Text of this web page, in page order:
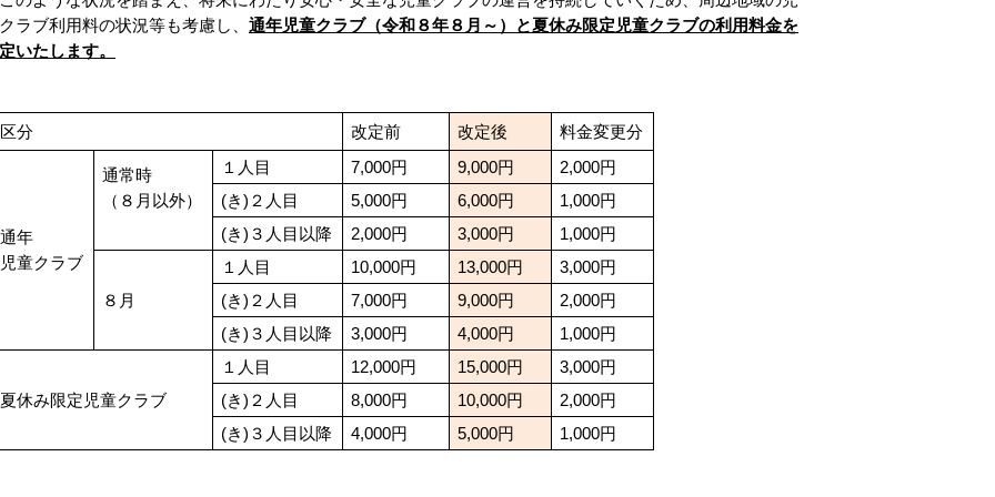
ラブ利用料の状況等も考慮し、 通年児童クラブ（令和８年８月～）と夏休み限定児童クラブの利用料金を
いたします。
区分 改定前 改定後 料金変更分
通年
児童クラブ
通常時
（８月以外）
１人目 7,000円 9,000円
2,000円
(き)２人目
5,000円 6,000円
1,000円
(き)３人目以降
2,000円 3,000円 1,000円
８月
１人目 10,000円 13,000円
3,000円
(き)２人目
7,000円 9,000円
2,000円
(き)３人目以降
3,000円 4,000円 1,000円
夏休み限定児童クラブ
１人目 12,000円 15,000円
3,000円
(き)２人目
8,000円 10,000円
2,000円
(き)３人目以降
4,000円 5,000円 1,000円